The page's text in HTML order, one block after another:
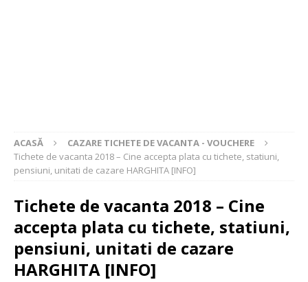
ACASĂ
CAZARE TICHETE DE VACANTA - VOUCHERE
Tichete de vacanta 2018 – Cine accepta plata cu tichete, statiuni,
pensiuni, unitati de cazare HARGHITA [INFO]
Tichete de vacanta 2018 – Cine
accepta plata cu tichete, statiuni,
pensiuni, unitati de cazare
HARGHITA [INFO]